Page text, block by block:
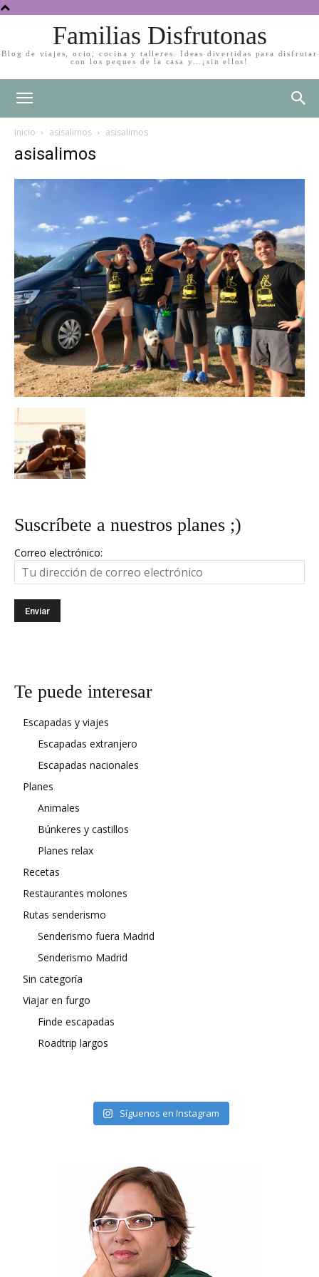
Familias Disfrutonas
Blog de viajes, ocio, cocina y talleres. Ideas divertidas para disfrutar
con los peques de la casa y…¡sin ellos!
Inicio asisalimos asisalimos
asisalimos
Suscríbete a nuestros planes ;)
Correo electrónico:
Te puede interesar
Escapadas y viajes
Escapadas extranjero
Escapadas nacionales
Planes
Animales
Búnkeres y castillos
Planes relax
Recetas
Restaurantes molones
Rutas senderismo
Senderismo fuera Madrid
Senderismo Madrid
Sin categoría
Viajar en furgo
Finde escapadas
Roadtrip largos
Síguenos en Instagram